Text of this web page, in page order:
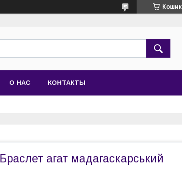
Кошик
О НАС КОНТАКТЫ
Браслет агат мадагаскарський